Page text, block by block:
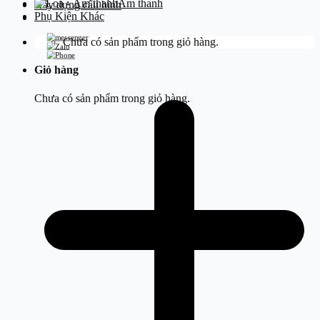
Xây dựng cấu hình
Chưa có sản phẩm trong giỏ hàng.
Giỏ hàng
Chưa có sản phẩm trong giỏ hàng.
Âm thanh
Phụ Kiện Khác